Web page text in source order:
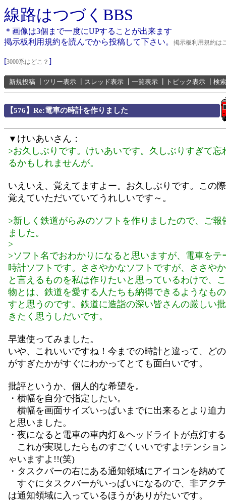
線路はつづくBBS
＊画像は3個まで一度にUPすることが出来ます
掲示板利用規約を読んでから投稿して下さい。
掲示板利用規約は
[3000系はどこ？ ]
新規投稿 ツリー表示 スレッド表示 一覧表示 トピック表示 検索
【576】Re:電車の時計を作りました
▼けいあいさん：
>お久しぶりです。けいあいです。久しぶりすぎて忘
るかもしれませんが。
いえいえ、覚えてますよー。お久しぶりです。この
覚えていただいていてうれしいです～。
>新しく鉄道がらみのソフトを作りましたので、ご報
ました。
>
>ソフト名でおわかりになると思いますが、電車をテ
時計ソフトです。ささやかなソフトですが、ささや
と言えるものを私は作りたいと思っているわけで、
物とは、鉄道を愛する人たちも納得できるようなも
すと思うのです。鉄道に造詣の深い皆さんの厳しい
きたく思うしだいです。
早速使ってみました。
いや、これいいですね！今までの時計と違って、ど
がすぎたかがすぐにわかってとても面白いです。
批評というか、個人的な希望を。
・横幅を自分で指定したい。
横幅を画面サイズいっぱいまでに出来るとより迫
と思いました。
・夜になると電車の車内灯＆ヘッドライトが点灯する
これが実現したらものすごくいいですよ!テンショ
ゃいますよ!!(笑)
・タスクバーの右にある通知領域にアイコンを納め
すぐにタスクバーがいっぱいになるので、非アク
は通知領域に入っているほうがありがたいです。